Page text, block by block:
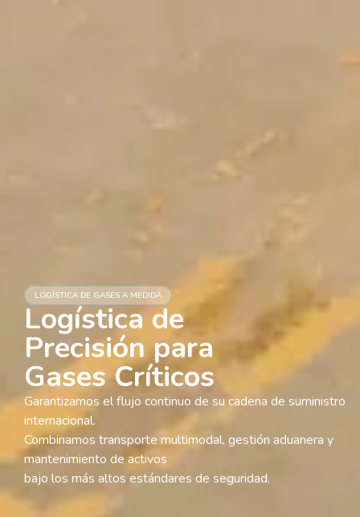
LOGÍSTICA DE GASES A MEDIDA
Logística de
Precisión para
Gases Críticos
Garantizamos el flujo continuo de su cadena de suministro
internacional.
Combinamos transporte multimodal, gestión aduanera y
mantenimiento de activos
bajo los más altos estándares de seguridad.